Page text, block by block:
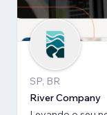
SP, BR
River Company